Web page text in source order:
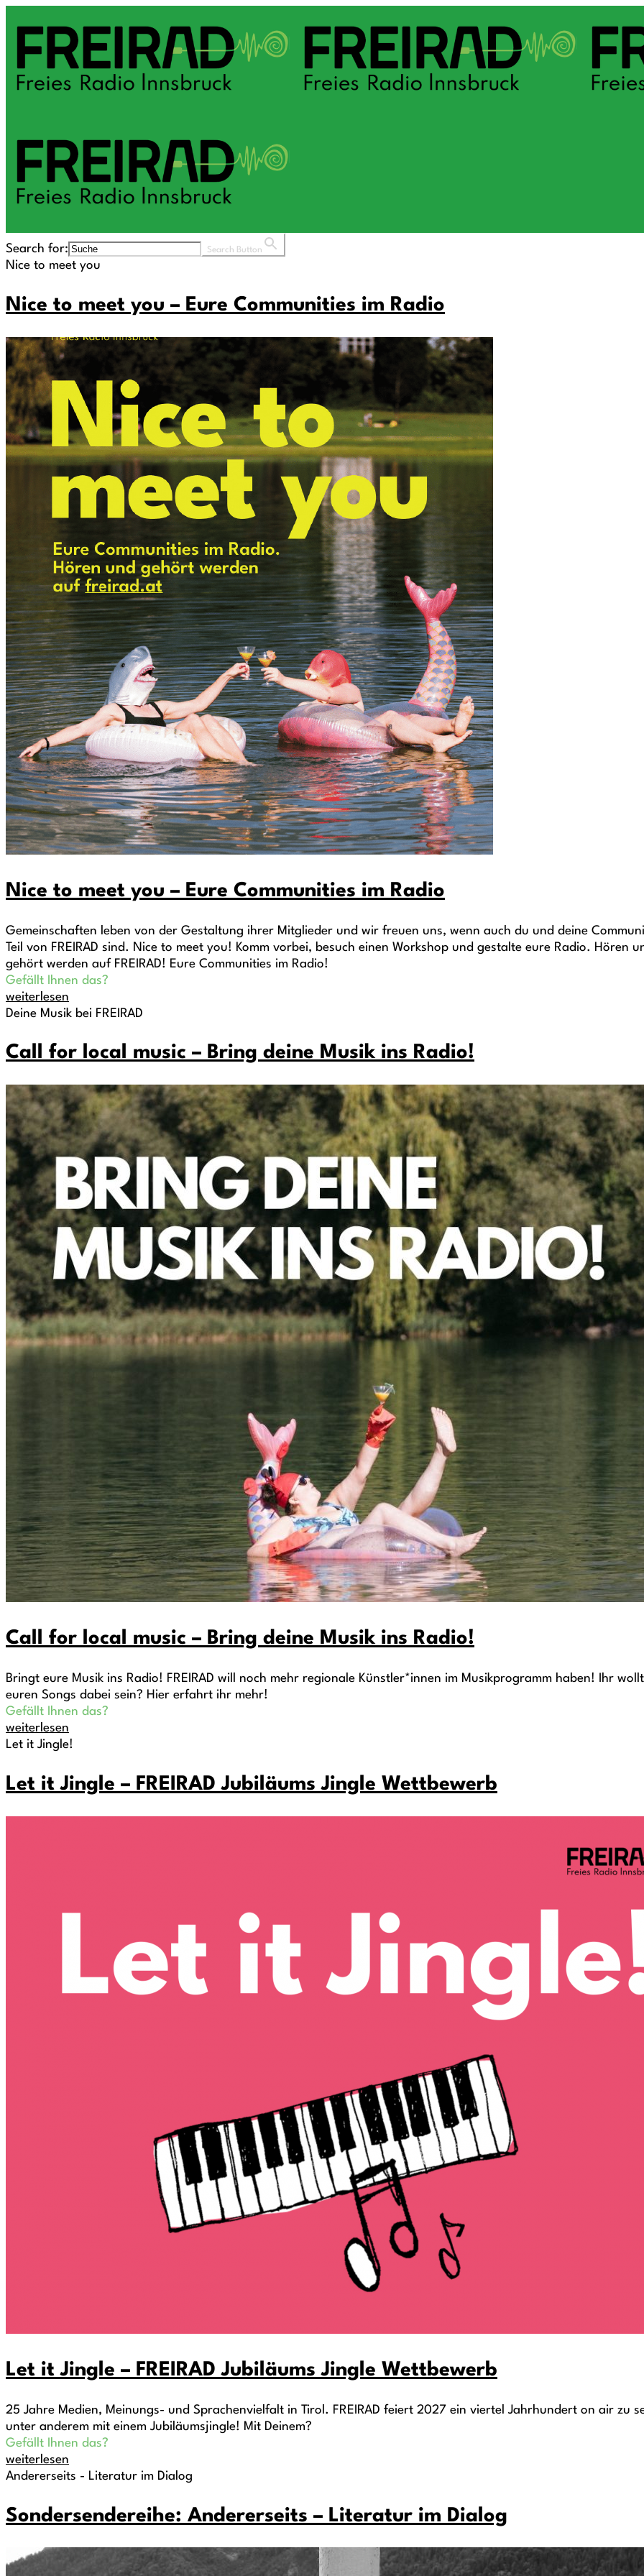
Search for: Search Button
Nice to meet you
Nice to meet you – Eure Communities im Radio
Nice to meet you – Eure Communities im Radio
Gemeinschaften leben von der Gestaltung ihrer Mitglieder und wir freuen uns, wenn auch du und deine
Teil von FREIRAD sind. Nice to meet you! Komm vorbei, besuch einen Workshop und gestalte eure Radio. Hören
gehört werden auf FREIRAD! Eure Communities im Radio!
Gefällt Ihnen das?
weiterlesen
Deine Musik bei FREIRAD
Call for local music – Bring deine Musik ins Radio!
Call for local music – Bring deine Musik ins Radio!
Bringt eure Musik ins Radio! FREIRAD will noch mehr regionale Künstler*innen im Musikprogramm haben! Ihr
euren Songs dabei sein? Hier erfahrt ihr mehr!
Gefällt Ihnen das?
weiterlesen
Let it Jingle!
Let it Jingle – FREIRAD Jubiläums Jingle Wettbewerb
Let it Jingle – FREIRAD Jubiläums Jingle Wettbewerb
25 Jahre Medien, Meinungs- und Sprachenvielfalt in Tirol. FREIRAD feiert 2027 ein viertel Jahrhundert on air zu
unter anderem mit einem Jubiläumsjingle! Mit Deinem?
Gefällt Ihnen das?
weiterlesen
Andererseits - Literatur im Dialog
Sondersendereihe: Andererseits – Literatur im Dialog